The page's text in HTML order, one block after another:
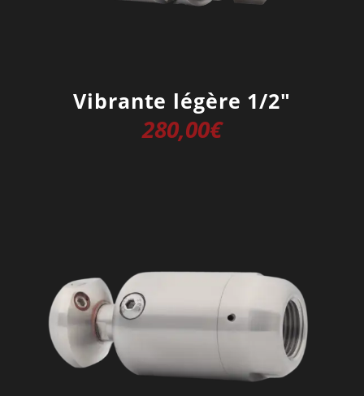
Vibrante légère 1/2″
280,00€